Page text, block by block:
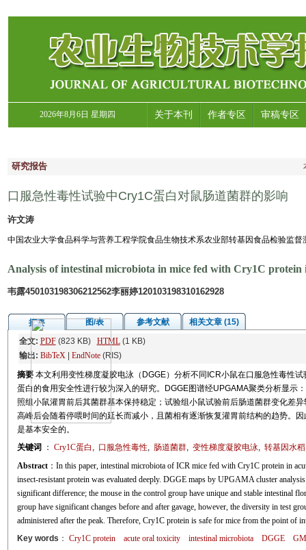
2026年8月6日 星期四 关于本刊 作者专区 审稿专区
研究报告
口服急性毒性试验中Cry1C蛋白对鼠肠道菌群的影响
许文涛
中国农业大学食品科学与营养工程学院食品生物技术系农业部转基因食品检验监
Analysis of intestinal microbiota in mice fed with Cry1C protein
韦露450103198306212562李丽婷120103198310162928
摘要 图/表 参考文献
相关文章 (15)
全文: PDF(823 KB) HTML(1 KB)
输出: BibTeX| EndNote(RIS)
摘要 本文利用变性梯度凝胶电泳（DGGE）分析不同ICR小鼠在口服急性毒性
蛋白的食用安全性进行较为深入的研究。DGGE图谱经UPGAMA聚类分析显示
照组小鼠灌胃前后其菌群基本保持稳定；试验组小鼠试验前后肠道菌群变化差
高峰后会随着停喂时间的延长而减小，且菌相有逐渐恢复灌胃前结构的趋势。
是基本安全的。
关键词
： Cry1C蛋白 , 口服急性毒性, 肠道菌群, 变性梯度凝胶电泳, 转基因水稻
Abstract：In this paper, intestinal microbiota of ICR mice fed with Cry1C protein in
insect-resistant protein was evaluated deeply. DGGE maps by UPGAMA cluster
significant difference; the mouse in the control group have unique and stable intestinal
group have significant changes before and after gavage, however, the diversity in test
administered after the peak. Therefore, Cry1C protein is safe for mice from the point of
Key words ： Cry1C protein acute oral toxicity intestinal microbiota DGGE